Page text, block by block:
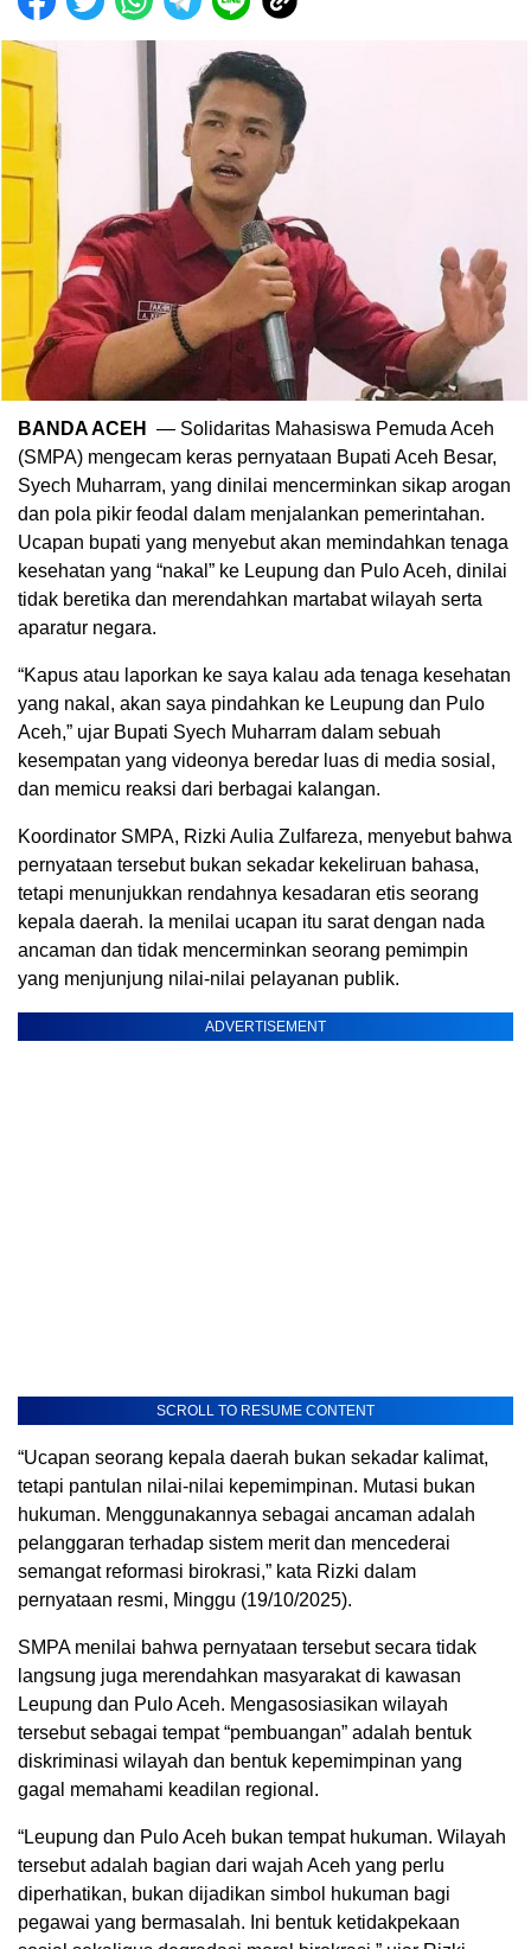
BANDA ACEH
— Solidaritas Mahasiswa Pemuda Aceh
(SMPA) mengecam keras pernyataan Bupati Aceh Besar,
Syech Muharram, yang dinilai mencerminkan sikap arogan
dan pola pikir feodal dalam menjalankan pemerintahan.
Ucapan bupati yang menyebut akan memindahkan tenaga
kesehatan yang “nakal” ke Leupung dan Pulo Aceh, dinilai
tidak beretika dan merendahkan martabat wilayah serta
aparatur negara.
“Kapus atau laporkan ke saya kalau ada tenaga kesehatan
yang nakal, akan saya pindahkan ke Leupung dan Pulo
Aceh,” ujar Bupati Syech Muharram dalam sebuah
kesempatan yang videonya beredar luas di media sosial,
dan memicu reaksi dari berbagai kalangan.
Koordinator SMPA, Rizki Aulia Zulfareza, menyebut bahwa
pernyataan tersebut bukan sekadar kekeliruan bahasa,
tetapi menunjukkan rendahnya kesadaran etis seorang
kepala daerah. Ia menilai ucapan itu sarat dengan nada
ancaman dan tidak mencerminkan seorang pemimpin
yang menjunjung nilai-nilai pelayanan publik.
ADVERTISEMENT
SCROLL TO RESUME CONTENT
“Ucapan seorang kepala daerah bukan sekadar kalimat,
tetapi pantulan nilai-nilai kepemimpinan. Mutasi bukan
hukuman. Menggunakannya sebagai ancaman adalah
pelanggaran terhadap sistem merit dan mencederai
semangat reformasi birokrasi,” kata Rizki dalam
pernyataan resmi, Minggu (19/10/2025).
SMPA menilai bahwa pernyataan tersebut secara tidak
langsung juga merendahkan masyarakat di kawasan
Leupung dan Pulo Aceh. Mengasosiasikan wilayah
tersebut sebagai tempat “pembuangan” adalah bentuk
diskriminasi wilayah dan bentuk kepemimpinan yang
gagal memahami keadilan regional.
“Leupung dan Pulo Aceh bukan tempat hukuman. Wilayah
tersebut adalah bagian dari wajah Aceh yang perlu
diperhatikan, bukan dijadikan simbol hukuman bagi
pegawai yang bermasalah. Ini bentuk ketidakpekaan